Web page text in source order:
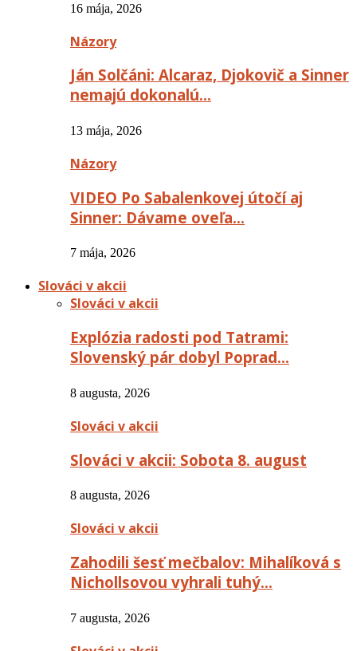
16 mája, 2026
Názory
Ján Solčáni: Alcaraz, Djokovič a Sinner
nemajú dokonalú…
13 mája, 2026
Názory
VIDEO Po Sabalenkovej útočí aj
Sinner: Dávame oveľa…
7 mája, 2026
Slováci v akcii
Slováci v akcii
Explózia radosti pod Tatrami:
Slovenský pár dobyl Poprad…
8 augusta, 2026
Slováci v akcii
Slováci v akcii: Sobota 8. august
8 augusta, 2026
Slováci v akcii
Zahodili šesť mečbalov: Mihalíková s
Nichollsovou vyhrali tuhý…
7 augusta, 2026